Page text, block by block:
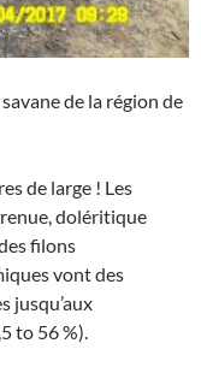
de la région de
de large ! Les
doléritique
filons
vont des
jusqu’aux
to 56 %).